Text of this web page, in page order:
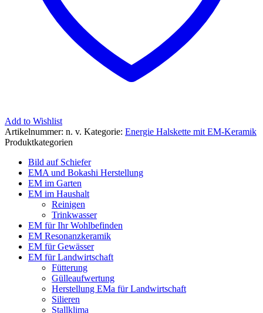
Add to Wishlist
Artikelnummer: n. v. Kategorie: Energie Halskette mit EM-Keramik
Produktkategorien
Bild auf Schiefer
EMA und Bokashi Herstellung
EM im Garten
EM im Haushalt
Reinigen
Trinkwasser
EM für Ihr Wohlbefinden
EM Resonanzkeramik
EM für Gewässer
EM für Landwirtschaft
Fütterung
Gülleaufwertung
Herstellung EMa für Landwirtschaft
Silieren
Stallklima